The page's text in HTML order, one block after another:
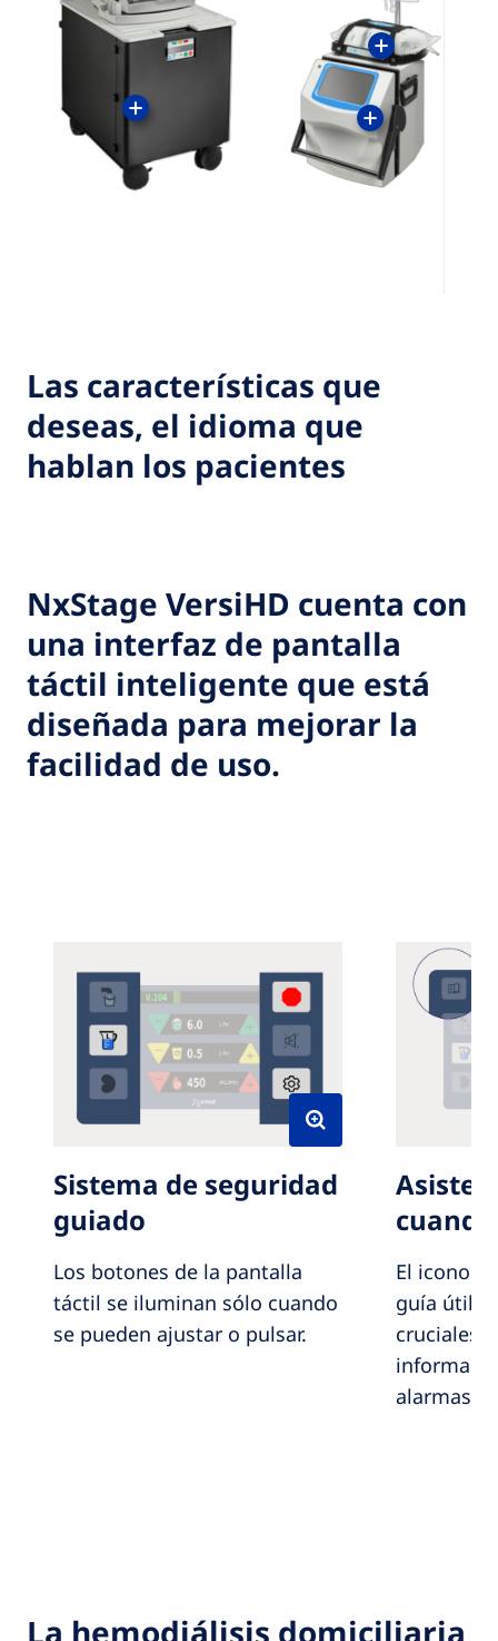
Las características que
deseas, el idioma que
hablan los pacientes
NxStage VersiHD cuenta con
una interfaz de pantalla
táctil inteligente que está
diseñada para mejorar la
facilidad de uso.
Sistema de seguridad
guiado
Los botones de la pantalla
táctil se iluminan sólo cuando
se pueden ajustar o pulsar.
El icono
guía útil
cruciales
alarmas.
La hemodiálisis domiciliaria